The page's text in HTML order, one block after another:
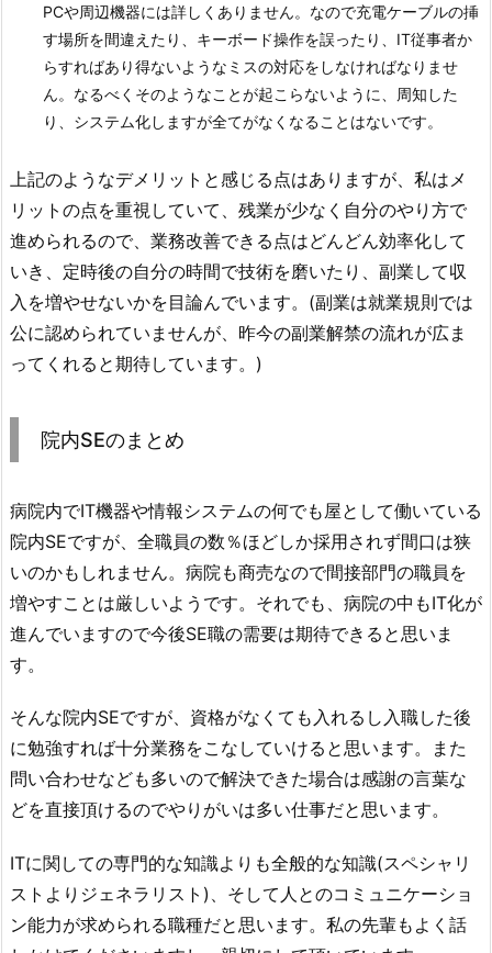
PCや周辺機器には詳しくありません。なので充電ケーブルの挿
す場所を間違えたり、キーボード操作を誤ったり、IT従事者か
らすればあり得ないようなミスの対応をしなければなりませ
ん。なるべくそのようなことが起こらないように、周知した
り、システム化しますが全てがなくなることはないです。
上記のようなデメリットと感じる点はありますが、私はメ
リットの点を重視していて、残業が少なく自分のやり方で
進められるので、業務改善できる点はどんどん効率化して
いき、定時後の自分の時間で技術を磨いたり、副業して収
入を増やせないかを目論んでいます。(副業は就業規則では
公に認められていませんが、昨今の副業解禁の流れが広ま
ってくれると期待しています。)
院内SEのまとめ
病院内でIT機器や情報システムの何でも屋として働いている
院内SEですが、全職員の数％ほどしか採用されず間口は狭
いのかもしれません。病院も商売なので間接部門の職員を
増やすことは厳しいようです。それでも、病院の中もIT化が
進んでいますので今後SE職の需要は期待できると思いま
す。
そんな院内SEですが、資格がなくても入れるし入職した後
に勉強すれば十分業務をこなしていけると思います。また
問い合わせなども多いので解決できた場合は感謝の言葉な
どを直接頂けるのでやりがいは多い仕事だと思います。
ITに関しての専門的な知識よりも全般的な知識(スペシャリ
ストよりジェネラリスト)、そして人とのコミュニケーショ
ン能力が求められる職種だと思います。私の先輩もよく話